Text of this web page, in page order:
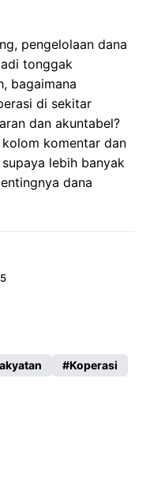
pengelolaan dana
tonggak
bagaimana
di sekitar
dan akuntabel?
komentar dan
lebih banyak
dana
Koperasi